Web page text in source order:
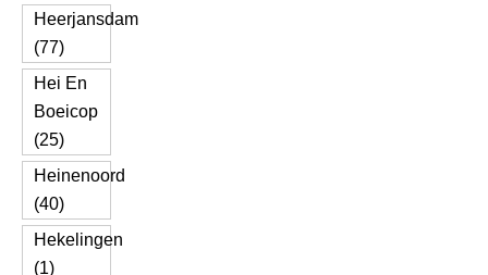
Heerjansdam
(77)
Hei En
Boeicop
(25)
Heinenoord
(40)
Hekelingen
(1)